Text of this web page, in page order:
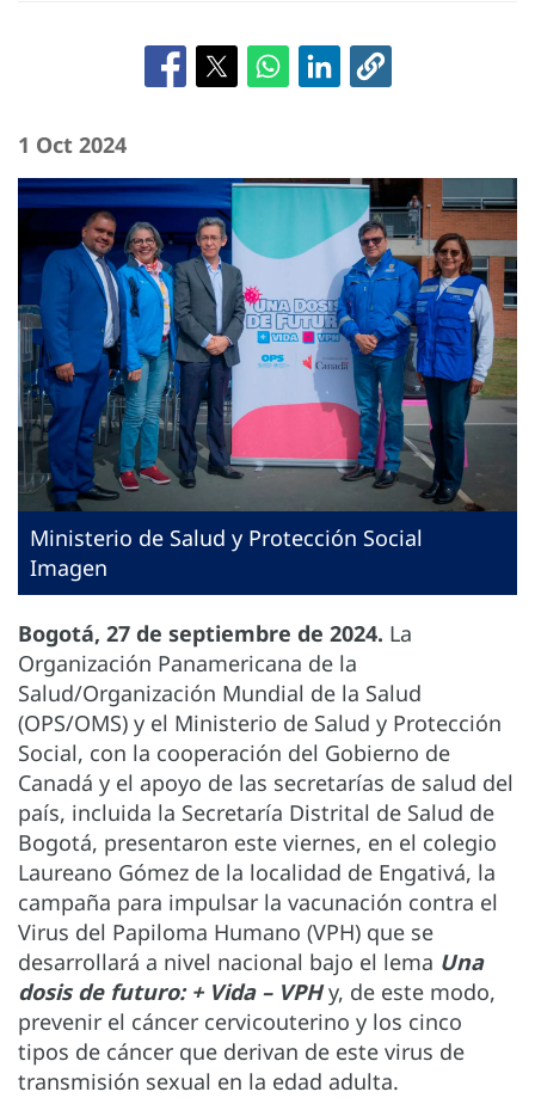
1 Oct 2024
Ministerio de Salud y Protección Social
Imagen
Bogotá, 27 de septiembre de 2024. La
Organización Panamericana de la
Salud/Organización Mundial de la Salud
(OPS/OMS) y el Ministerio de Salud y Protección
Social, con la cooperación del Gobierno de
Canadá y el apoyo de las secretarías de salud del
país, incluida la Secretaría Distrital de Salud de
Bogotá, presentaron este viernes, en el colegio
Laureano Gómez de la localidad de Engativá, la
campaña para impulsar la vacunación contra el
Virus del Papiloma Humano (VPH) que se
desarrollará a nivel nacional bajo el lema Una
dosis de futuro: + Vida – VPHy, de este modo,
prevenir el cáncer cervicouterino y los cinco
tipos de cáncer que derivan de este virus de
transmisión sexual en la edad adulta.